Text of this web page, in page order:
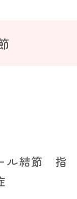
ル結節 指